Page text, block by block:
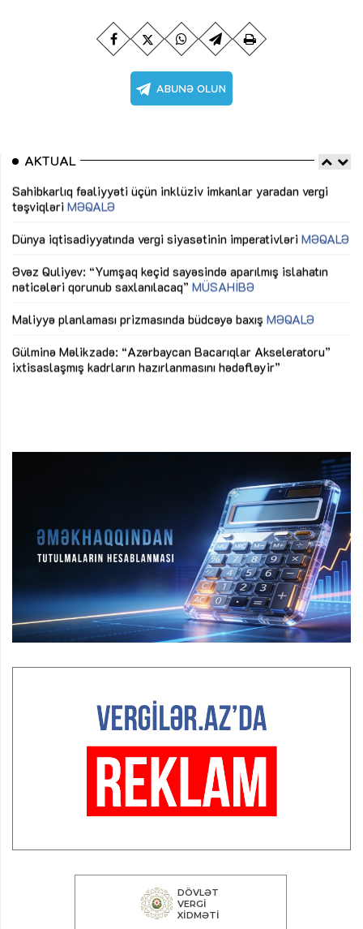
AKTUAL
Sahibkarlıq fəaliyyəti üçün inklüziv imkanlar yaradan vergi
təşviqləri MƏQALƏ
Dünya iqtisadiyyatında vergi siyasətinin imperativləri MƏQALƏ
Əvəz Quliyev: “Yumşaq keçid sayəsində aparılmış islahatın
nəticələri qorunub saxlanılacaq” MÜSAHİBƏ
Maliyyə planlaması prizmasında büdcəyə baxış MƏQALƏ
Gülminə Məlikzadə: “Azərbaycan Bacarıqlar Akseleratoru”
ixtisaslaşmış kadrların hazırlanmasını hədəfləyir”